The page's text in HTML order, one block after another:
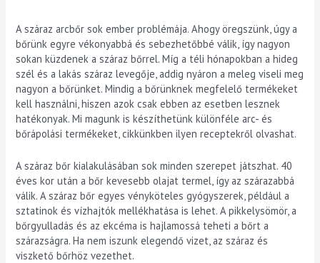
A száraz arcbőr sok ember problémája. Ahogy öregszünk, úgy a
bőrünk egyre vékonyabbá és sebezhetőbbé válik, így nagyon
sokan küzdenek a száraz bőrrel. Míg a téli hónapokban a hideg
szél és a lakás száraz levegője, addig nyáron a meleg viseli meg
nagyon a bőrünket. Mindig a bőrünknek megfelelő termékeket
kell használni, hiszen azok csak ebben az esetben lesznek
hatékonyak. Mi magunk is készíthetünk különféle arc- és
bőrápolási termékeket, cikkünkben ilyen receptekről olvashat.
A száraz bőr kialakulásában sok minden szerepet játszhat. 40
éves kor után a bőr kevesebb olajat termel, így az szárazabbá
válik. A száraz bőr egyes vényköteles gyógyszerek, például a
sztatinok és vízhajtók mellékhatása is lehet. A pikkelysömör, a
bőrgyulladás és az ekcéma is hajlamossá teheti a bőrt a
szárazságra. Ha nem iszunk elegendő vizet, az száraz és
viszkető bőrhöz vezethet.